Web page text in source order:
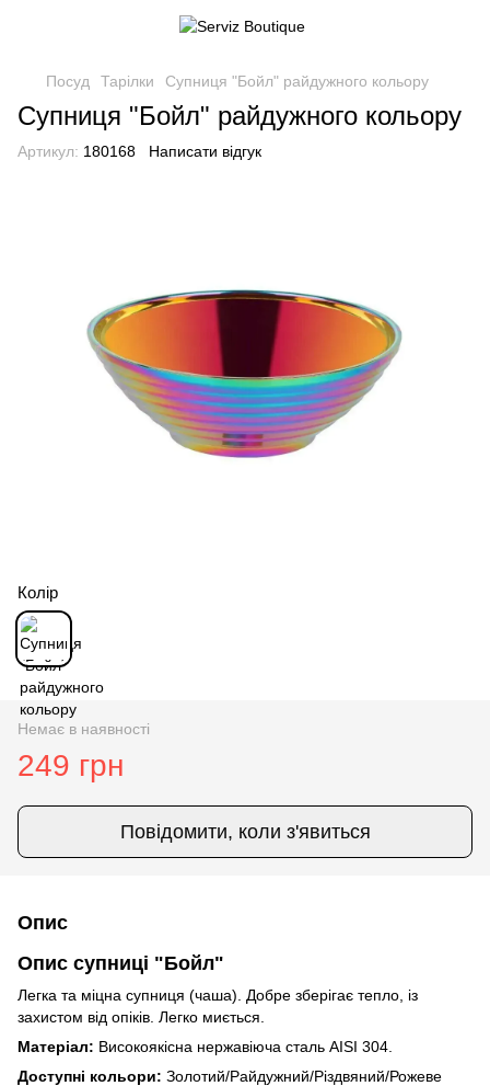
Посуд Тарілки Супниця "Бойл" райдужного кольору
Супниця "Бойл" райдужного кольору
Артикул: 180168 Написати відгук
Колір
Немає в наявності
249 грн
Повідомити, коли з'явиться
Опис
Опис супниці "Бойл"
Легка та міцна супниця (чаша). Добре зберігає тепло, із
захистом від опіків. Легко миється.
Матеріал: Високоякісна нержавіюча сталь AISI 304.
Доступні кольори: Золотий/Райдужний/Різдвяний/Рожеве